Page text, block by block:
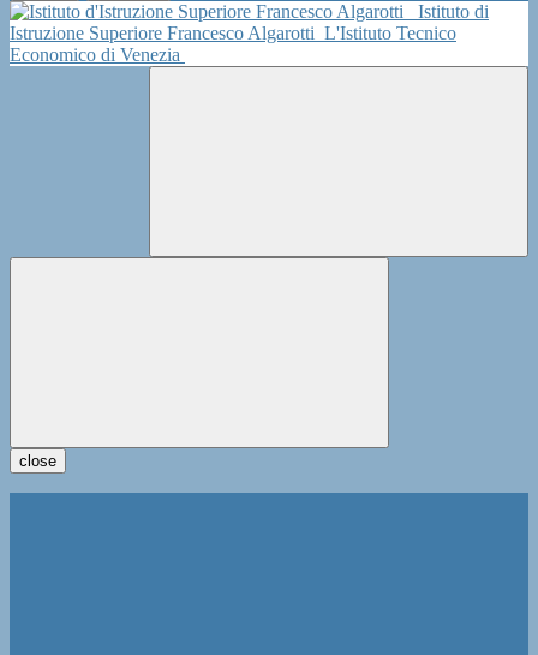
Istituto di
Istruzione Superiore Francesco Algarotti L'Istituto Tecnico
Economico di Venezia
close